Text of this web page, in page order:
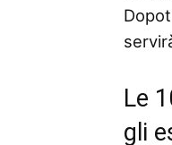
Le
gli